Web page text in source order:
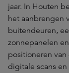
jaar. In Houten
het aanbrengen
buitendeuren,
zonnepanelen
positioneren
digitale scans en